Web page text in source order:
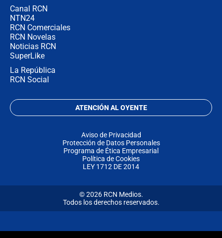
Canal RCN
NTN24
RCN Comerciales
RCN Novelas
Noticias RCN
SuperLike
La República
RCN Social
ATENCIÓN AL OYENTE
Aviso de Privacidad
Protección de Datos Personales
Programa de Ética Empresarial
Política de Cookies
LEY 1712 DE 2014
© 2026 RCN Medios.
Todos los derechos reservados.